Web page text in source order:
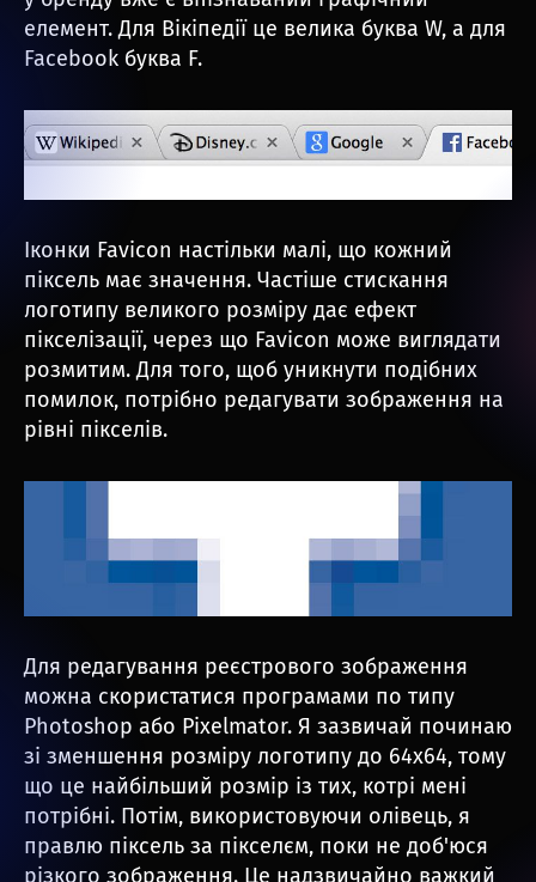
елемент. Для Вікіпедії це велика буква W, а для
Facebook буква F.
Іконки Favicon настільки малі, що кожний
піксель має значення. Частіше стискання
логотипу великого розміру дає ефект
пікселізації, через що Favicon може виглядати
розмитим. Для того, щоб уникнути подібних
помилок, потрібно редагувати зображення на
рівні пікселів.
Для редагування реєстрового зображення
можна скористатися програмами по типу
Photoshop або Pixelmator. Я зазвичай починаю
зі зменшення розміру логотипу до 64х64, тому
що це найбільший розмір із тих, котрі мені
потрібні. Потім, використовуючи олівець, я
правлю піксель за пікселєм, поки не доб'юся
різкого зображення. Це надзвичайно важкий